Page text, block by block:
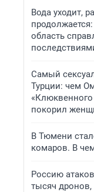
Вода уходит,
область
Самый
Турции: чем
покорил
В Тюмени
комаров. В
Россию
тысяч дронов,